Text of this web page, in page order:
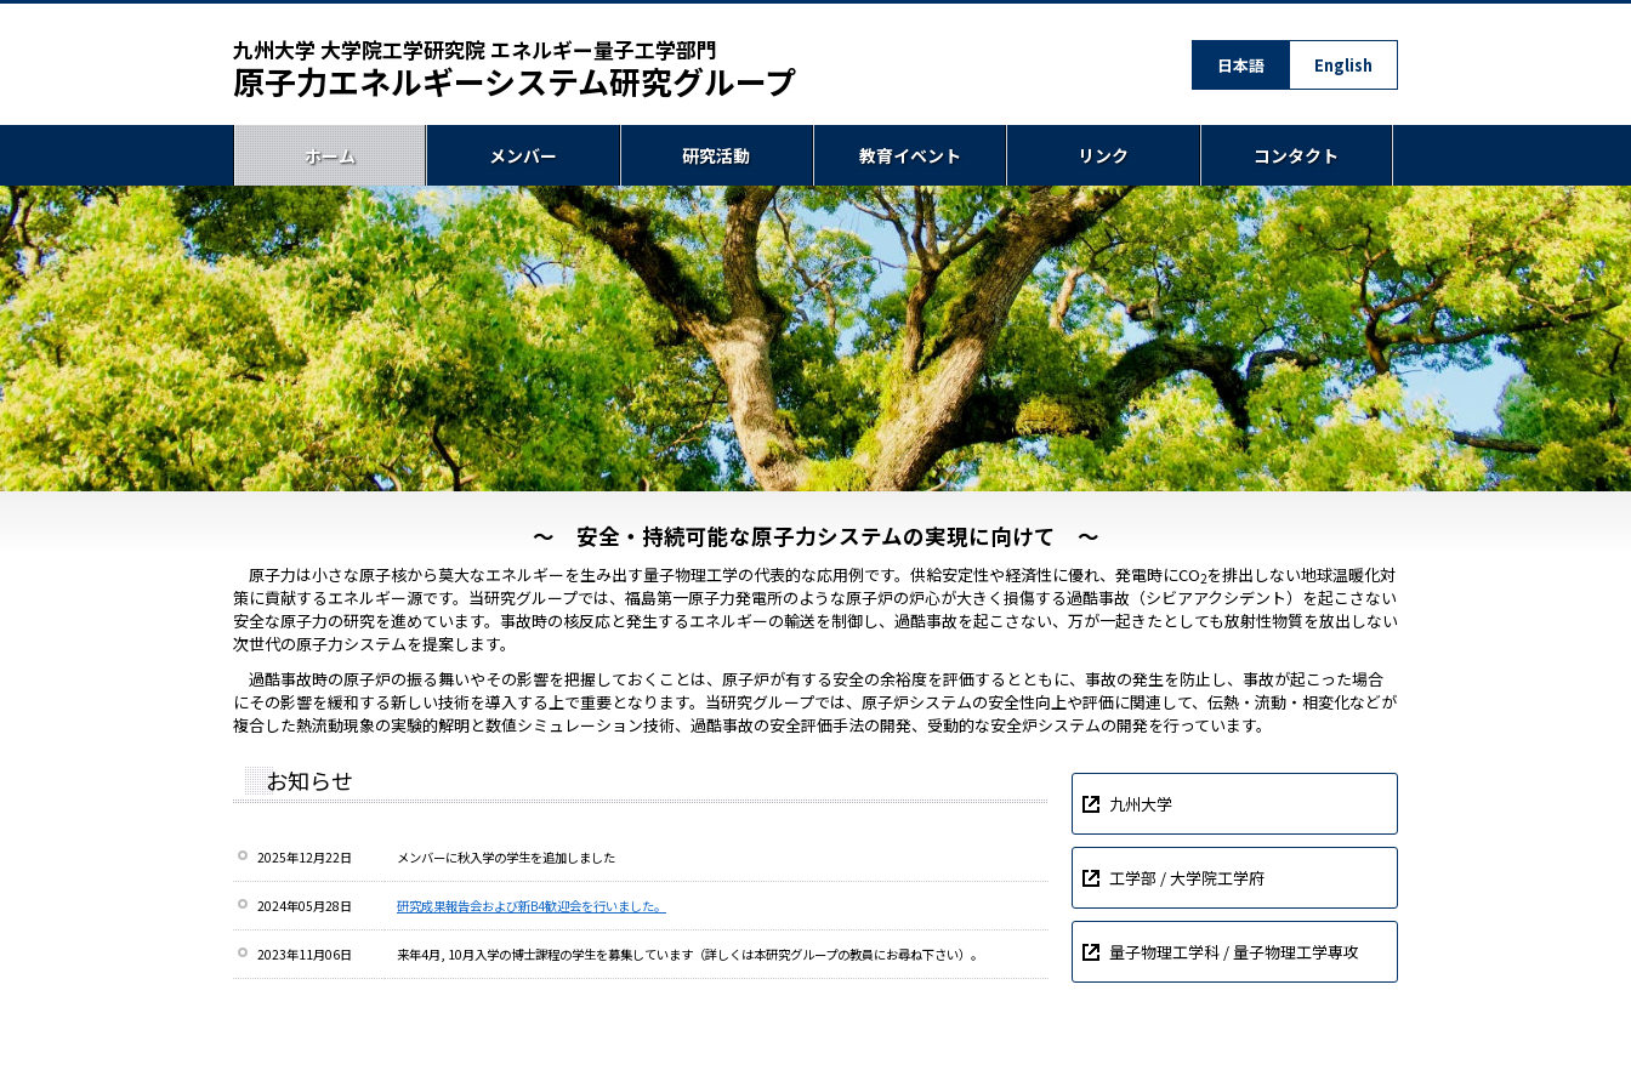
九州大学 大学院工学研究院 エネルギー量子工学部門
原子力エネルギーシステム研究グループ 日本語 English
ホーム メンバー 研究活動 教育イベント リンク コンタクト
〜 安全・持続可能な原子力システムの実現に向けて 〜
原子力は小さな原子核から莫大なエネルギーを生み出す量子物理工学の代表的な応用例です。供給安定性や経済性に優れ、発電時にCO2を排出しない地球温暖化対
策に貢献するエネルギー源です。当研究グループでは、福島第一原子力発電所のような原子炉の炉心が大きく損傷する過酷事故（シビアアクシデント）を起こさない
安全な原子力の研究を進めています。事故時の核反応と発生するエネルギーの輸送を制御し、過酷事故を起こさない、万が一起きたとしても放射性物質を放出しない
次世代の原子力システムを提案します。
過酷事故時の原子炉の振る舞いやその影響を把握しておくことは、原子炉が有する安全の余裕度を評価するとともに、事故の発生を防止し、事故が起こった場合
にその影響を緩和する新しい技術を導入する上で重要となります。当研究グループでは、原子炉システムの安全性向上や評価に関連して、伝熱・流動・相変化などが
複合した熱流動現象の実験的解明と数値シミュレーション技術、過酷事故の安全評価手法の開発、受動的な安全炉システムの開発を行っています。
お知らせ
2025年12月22日 メンバーに秋入学の学生を追加しました
2024年05月28日 研究成果報告会および新B4歓迎会を行いました。
2023年11月06日 来年4月, 10月入学の博士課程の学生を募集しています（詳しくは本研究グループの教員にお尋ね下さい）。
九州大学
工学部 / 大学院工学府
量子物理工学科 / 量子物理工学専攻